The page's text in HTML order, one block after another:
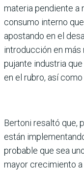
materia pendiente a
consumo interno
apostando en el
introducción en más
pujante industria
en el rubro, así
Bertoni resaltó que,
están
probable que sea
mayor crecimiento